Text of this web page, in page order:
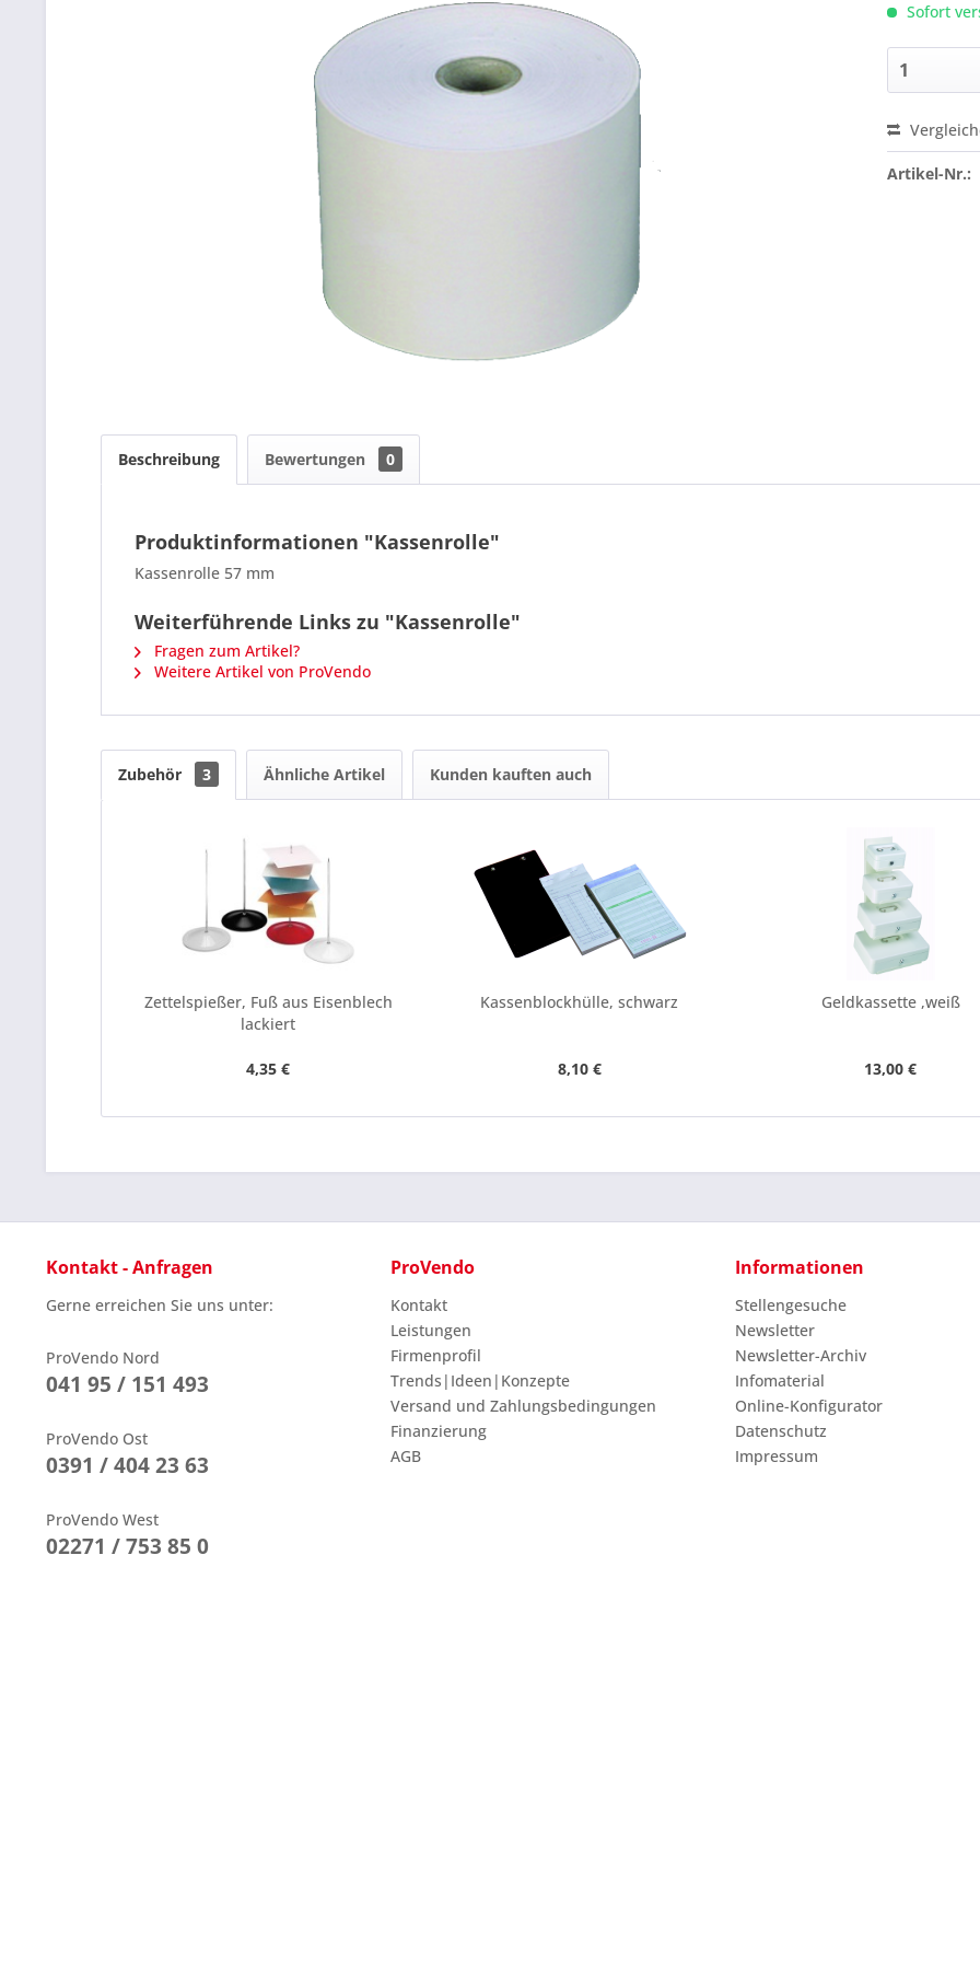
Sofort
Preis
Mit *
Senden
Artikel-Nr.:
Beschreibung Bewertungen 0
Produktinformationen "Kassenrolle"
Kassenrolle 57 mm
Weiterführende Links zu "Kassenrolle"
Fragen zum Artikel?
Weitere Artikel von ProVendo
Zubehör 3 Ähnliche Artikel Kunden kauften auch
Zettelspießer, Fuß aus Eisenblech
lackiert
4,35 €
Kassenblockhülle, schwarz
8,10 €
Geldkassette ,weiß
13,00 €
Kontakt - Anfragen
Gerne erreichen Sie uns unter:
ProVendo Nord
041 95 / 151 493
ProVendo Ost
0391 / 404 23 63
ProVendo West
02271 / 753 85 0
ProVendo
Kontakt
Leistungen
Firmenprofil
Trends|Ideen|Konzepte
Versand und Zahlungsbedingungen
Finanzierung
AGB
Informationen
Stellengesuche
Newsletter
Newsletter-Archiv
Infomaterial
Online-Konfigurator
Datenschutz
Impressum